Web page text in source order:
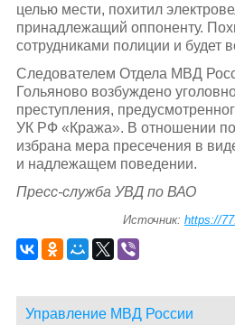
целью мести, похитил
принадлежащий оппоненту.
сотрудниками полиции и будет
Следователем Отдела МВД
Гольяново возбуждено
преступления,
УК РФ «Кража». В отношении
избрана мера пресечения в
и надлежащем поведении.
Пресс-служба УВД по ВАО
Источник:https://
Управление МВД России